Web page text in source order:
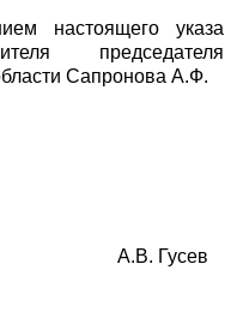
настоящего указа
председателя
Сапронова А.Ф.
Гусев